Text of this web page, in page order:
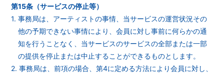
第15条（サービスの停止等）
1. 事務局は、アーティストの事情、当サービスの運営状況その
他の予期できない事情により、会員に対し事前に何らかの通
知を行うことなく、当サービスのサービスの全部または一部
の提供を停止または中止することができるものとします。
2. 事務局は、前項の場合、第4に定める方法により会員に対し、